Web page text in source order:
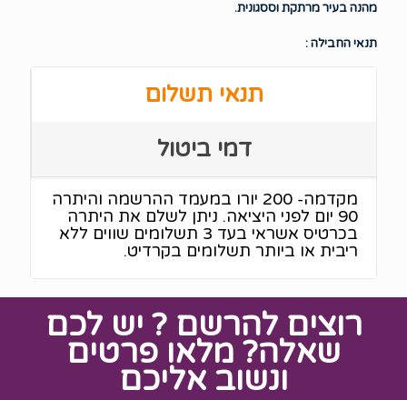
מהנה בעיר מרתקת וססגונית.
תנאי החבילה :
תנאי תשלום
דמי ביטול
מקדמה- 200 יורו במעמד ההרשמה והיתרה
90 יום לפני היציאה. ניתן לשלם את היתרה
בכרטיס אשראי בעד 3 תשלומים שווים ללא
ריבית או ביותר תשלומים בקרדיט.
רוצים להרשם ? יש לכם
שאלה? מלאו פרטים
ונשוב אליכם